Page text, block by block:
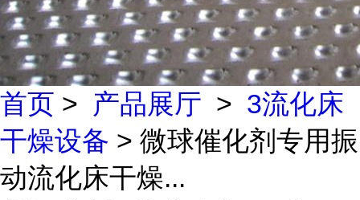
首页 > 产品展厅 > 3流化床
干燥设备 > 微球催化剂专用振
动流化床干燥...